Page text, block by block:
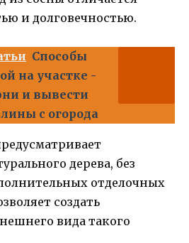
и долговечностью.
Способы
на участке -
и вывести
с огорода
дерева, без
отделочных
создать
вида такого